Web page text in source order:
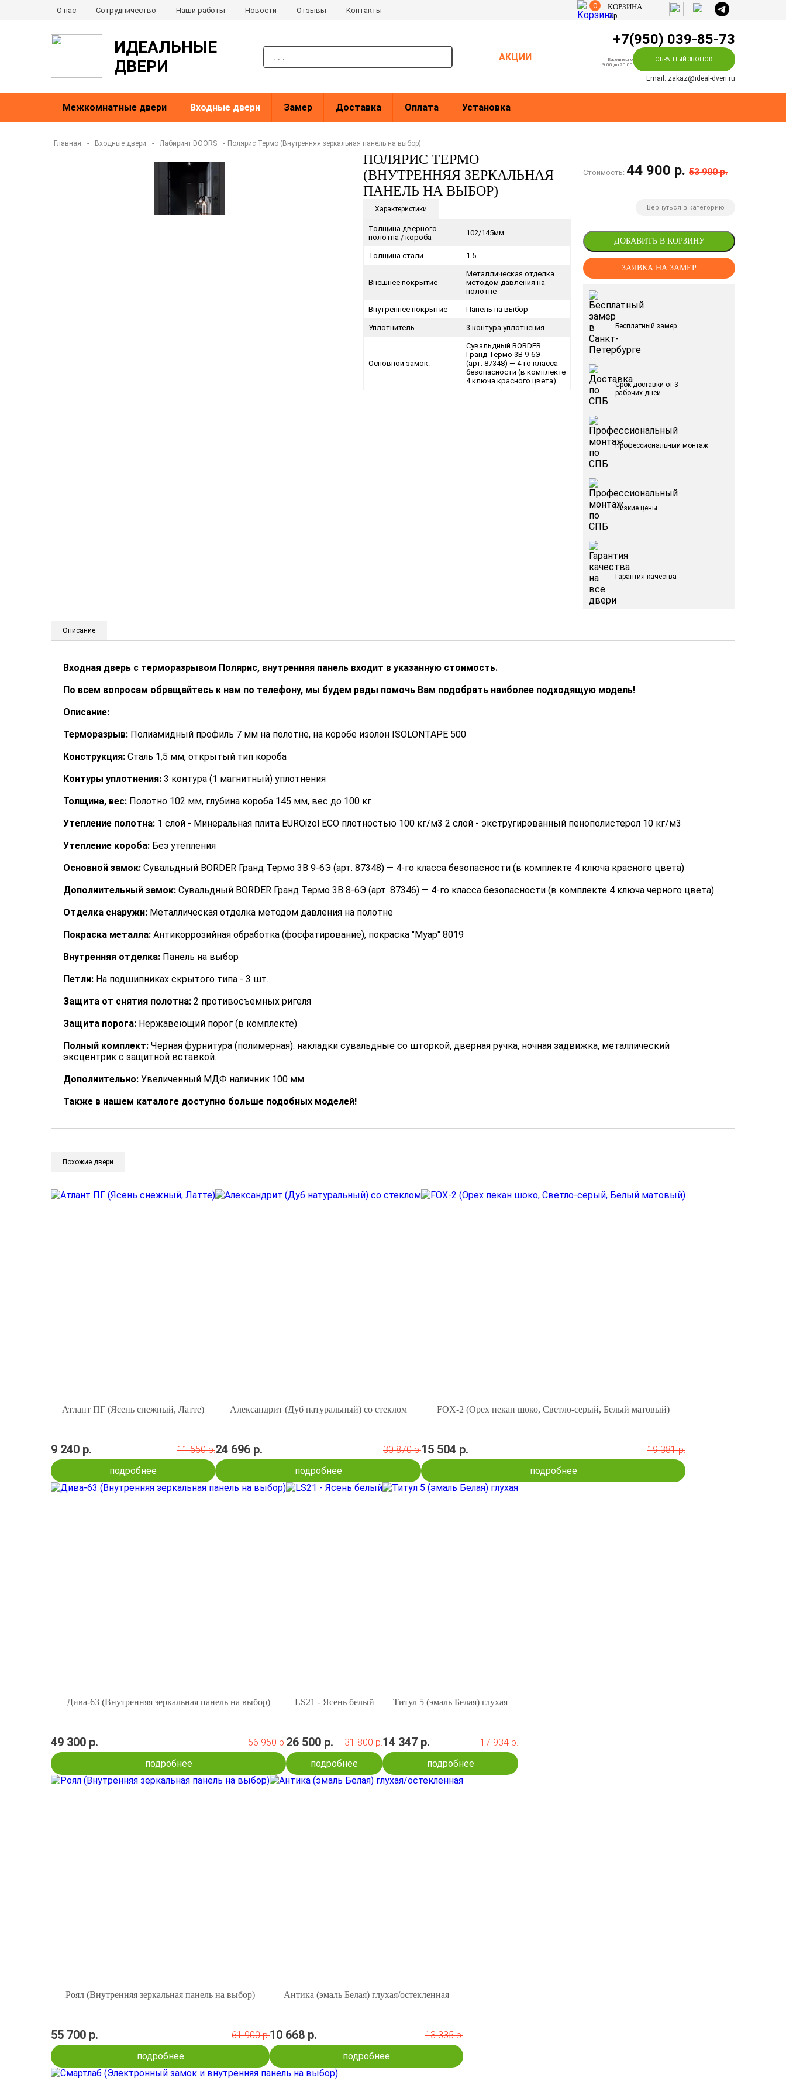
О нас Сотрудничество Наши работы Новости Отзывы Контакты
0 КОРЗИНА
0р.
ИДЕАЛЬНЫЕ
ДВЕРИ
поиск
АКЦИИ
+7(950) 039-85-73
Ежедневно
c 9:00 до 20:00
ОБРАТНЫЙ ЗВОНОК
Email: zakaz@ideal-dveri.ru
Межкомнатные двери Входные двери Замер Доставка Оплата Установка
Главная - Входные двери - Лабиринт DOORS - Полярис Термо (Внутренняя зеркальная панель на выбор)
ПОЛЯРИС ТЕРМО
(ВНУТРЕННЯЯ ЗЕРКАЛЬНАЯ
ПАНЕЛЬ НА ВЫБОР)
Характеристики
Толщина дверного
полотна / короба
102/145мм
Толщина стали 1.5
Внешнее покрытие
Металлическая отделка
методом давления на
полотне
Внутреннее покрытие Панель на выбор
Уплотнитель 3 контура уплотнения
Основной замок:
Сувальдный BORDER
Гранд Термо 3В 9-6Э
(арт. 87348) — 4-го класса
безопасности (в комплекте
4 ключа красного цвета)
Стоимость: 44 900 р. 53 900 р.
Вернуться в категорию
ДОБАВИТЬ В КОРЗИНУ
ЗАЯВКА НА ЗАМЕР
Бесплатный замер
Срок доставки от 3
рабочих дней
Профессиональный монтаж
Низкие цены
Гарантия качества
Описание
Входная дверь с терморазрывом Полярис, внутренняя панель входит в указанную стоимость.
По всем вопросам обращайтесь к нам по телефону, мы будем рады помочь Вам подобрать наиболее подходящую модель!
Описание:
Терморазрыв: Полиамидный профиль 7 мм на полотне, на коробе изолон ISOLONTAPE 500
Конструкция: Сталь 1,5 мм, открытый тип короба
Контуры уплотнения: 3 контура (1 магнитный) уплотнения
Толщина, вес: Полотно 102 мм, глубина короба 145 мм, вес до 100 кг
Утепление полотна: 1 слой - Минеральная плита EUROizol ECO плотностью 100 кг/м3 2 слой - экстругированный пенополистерол 10 кг/м3
Утепление короба: Без утепления
Основной замок: Сувальдный BORDER Гранд Термо 3В 9-6Э (арт. 87348) — 4-го класса безопасности (в комплекте 4 ключа красного цвета)
Дополнительный замок: Сувальдный BORDER Гранд Термо 3В 8-6Э (арт. 87346) — 4-го класса безопасности (в комплекте 4 ключа черного цвета)
Отделка снаружи: Металлическая отделка методом давления на полотне
Покраска металла: Антикоррозийная обработка (фосфатирование), покраска "Муар" 8019
Внутренняя отделка: Панель на выбор
Петли: На подшипниках скрытого типа - 3 шт.
Защита от снятия полотна: 2 противосъемных ригеля
Защита порога: Нержавеющий порог (в комплекте)
Полный комплект: Черная фурнитура (полимерная): накладки сувальдные со шторкой, дверная ручка, ночная задвижка, металлический
эксцентрик с защитной вставкой.
Дополнительно: Увеличенный МДФ наличник 100 мм
Также в нашем каталоге доступно больше подобных моделей!
Похожие двери
Атлант ПГ (Ясень снежный, Латте)
9 240 р.
11 550 р.
подробнее
Александрит (Дуб натуральный) со стеклом
24 696 р.
30 870 р.
подробнее
FOX-2 (Орех пекан шоко, Светло-серый, Белый матовый)
15 504 р.
19 381 р.
подробнее
Дива-63 (Внутренняя зеркальная панель на выбор)
49 300 р.
56 950 р.
подробнее
LS21 - Ясень белый
26 500 р.
31 800 р.
подробнее
Титул 5 (эмаль Белая) глухая
14 347 р.
17 934 р.
подробнее
Роял (Внутренняя зеркальная панель на выбор)
55 700 р.
61 900 р.
подробнее
Антика (эмаль Белая) глухая/остекленная
10 668 р.
13 335 р.
подробнее